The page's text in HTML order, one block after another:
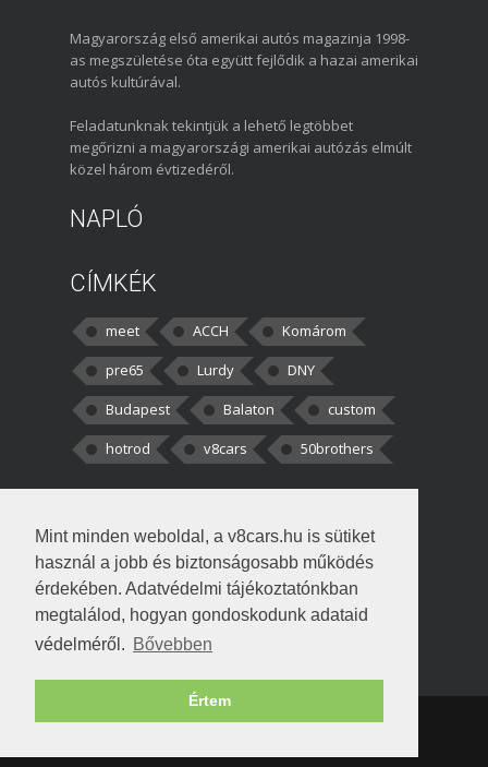
Mint minden weboldal, a v8cars.hu is sütiket
használ a jobb és biztonságosabb működés
érdekében. Adatvédelmi tájékoztatónkban
megtalálod, hogyan gondoskodunk adataid
védelméről. Bővebben
Értem
Magyarország első amerikai autós magazinja 1998-
as megszületése óta együtt fejlődik a hazai amerikai
autós kultúrával.
Feladatunknak tekintjük a lehető legtöbbet
megőrizni a magyarországi amerikai autózás elmúlt
közel három évtizedéről.
NAPLÓ
CÍMKÉK
meet ACCH
Komárom
pre65
Lurdy
DNY
Budapest
Balaton
custom
hotrod
v8cars 50brothers
kortisz:Elszúrtam! Én csak két
darabbaal számoltam. Nem tudtam, hogy fél autót,
Béke:
!fasza Örültem is nagyon, amikor
Copyright © 1998-2026 v8cars.huT|Szerzői jogok